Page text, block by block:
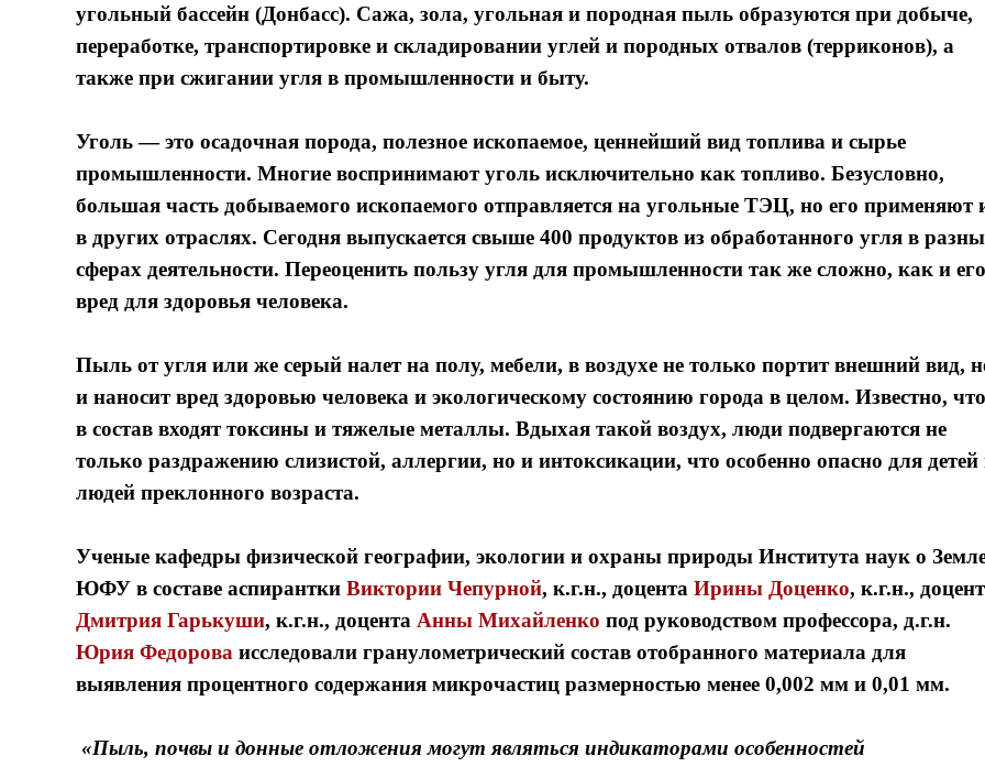
угольный бассейн (Донбасс). Сажа, зола, угольная и породная пыль образуются при добыче,
переработке, транспортировке и складировании углей и породных отвалов (терриконов), а
также при сжигании угля в промышленности и быту.
Уголь — это осадочная порода, полезное ископаемое, ценнейший вид топлива и сырье
промышленности. Многие воспринимают уголь исключительно как топливо. Безусловно,
большая часть добываемого ископаемого отправляется на угольные ТЭЦ, но его применяют
в других отраслях. Сегодня выпускается свыше 400 продуктов из обработанного угля в
сферах деятельности. Переоценить пользу угля для промышленности так же сложно, как и его
вред для здоровья человека.
Пыль от угля или же серый налет на полу, мебели, в воздухе не только портит внешний вид,
и наносит вред здоровью человека и экологическому состоянию города в целом. Известно, что
в состав входят токсины и тяжелые металлы. Вдыхая такой воздух, люди подвергаются не
только раздражению слизистой, аллергии, но и интоксикации, что особенно опасно для детей
людей преклонного возраста.
Ученые кафедры физической географии, экологии и охраны природы Института наук о
ЮФУ в составе аспирантки Виктории Чепурной, к.г.н., доцента Ирины Доценко, к.г.н.,
Дмитрия Гарькуши, к.г.н., доцента Анны Михайленко под руководством профессора, д.г.н.
Юрия Федорова исследовали гранулометрический состав отобранного материала для
выявления процентного содержания микрочастиц размерностью менее 0,002 мм и 0,01 мм.
«Пыль, почвы и донные отложения могут являться индикаторами особенностей